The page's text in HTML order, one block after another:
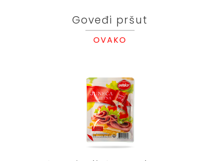
Goveđi pršut
OVAKO